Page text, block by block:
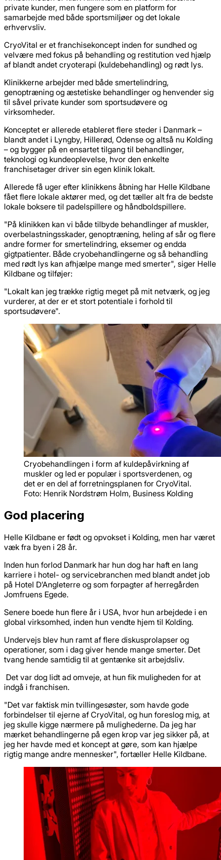
private kunder, men fungere som en platform for
samarbejde med både sportsmiljøer og det lokale
erhvervsliv.
CryoVital er et franchisekoncept inden for sundhed og
velvære med fokus på behandling og restitution ved hjælp
af blandt andet cryoterapi (kuldebehandling) og rødt lys.
Klinikkerne arbejder med både smertelindring,
genoptræning og æstetiske behandlinger og henvender sig
til såvel private kunder som sportsudøvere og
virksomheder.
Konceptet er allerede etableret flere steder i Danmark –
blandt andet i Lyngby, Hillerød, Odense og altså nu Kolding
– og bygger på en ensartet tilgang til behandlinger,
teknologi og kundeoplevelse, hvor den enkelte
franchisetager driver sin egen klinik lokalt.
Allerede få uger efter klinikkens åbning har Helle Kildbane
fået flere lokale aktører med, og det tæller alt fra de bedste
lokale boksere til padelspillere og håndboldspillere.
"På klinikken kan vi både tilbyde behandlinger af muskler,
overbelastningsskader, genoptræning, heling af sår og flere
andre former for smertelindring, eksemer og endda
gigtpatienter. Både cryobehandlingerne og så behandling
med rødt lys kan afhjælpe mange med smerter", siger Helle
Kildbane og tilføjer:
"Lokalt kan jeg trække rigtig meget på mit netværk, og jeg
vurderer, at der er et stort potentiale i forhold til
sportsudøvere".
Cryobehandlingen i form af kuldepåvirkning af
muskler og led er populær i sportsverdenen, og
det er en del af forretningsplanen for CryoVital.
Foto: Henrik Nordstrøm Holm, Business Kolding
God placering
Helle Kildbane er født og opvokset i Kolding, men har været
væk fra byen i 28 år.
Inden hun forlod Danmark har hun dog har haft en lang
karriere i hotel- og servicebranchen med blandt andet job
på Hotel D’Angleterre og som forpagter af herregården
Jomfruens Egede.
Senere boede hun flere år i USA, hvor hun arbejdede i en
global virksomhed, inden hun vendte hjem til Kolding.
Undervejs blev hun ramt af flere diskusprolapser og
operationer, som i dag giver hende mange smerter. Det
tvang hende samtidig til at gentænke sit arbejdsliv.
Det var dog lidt ad omveje, at hun fik muligheden for at
indgå i franchisen.
"Det var faktisk min tvillingesøster, som havde gode
forbindelser til ejerne af CryoVital, og hun foreslog mig, at
jeg skulle kigge nærmere på mulighederne. Da jeg har
mærket behandlingerne på egen krop var jeg sikker på, at
jeg her havde med et koncept at gøre, som kan hjælpe
rigtig mange andre mennesker", fortæller Helle Kildbane.